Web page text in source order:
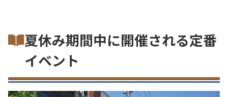
夏休み期間中に開催される定番
イベント